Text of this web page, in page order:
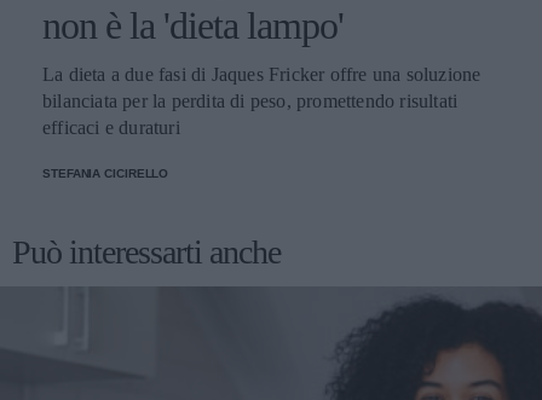
non è la 'dieta lampo'
La dieta a due fasi di Jaques Fricker offre una soluzione
bilanciata per la perdita di peso, promettendo risultati
efficaci e duraturi
STEFANIA CICIRELLO
Può interessarti anche